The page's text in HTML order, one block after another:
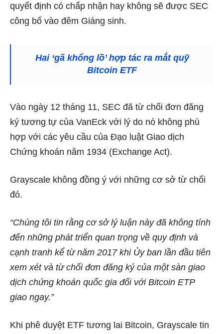
quyết định có chấp nhận hay không sẽ được SEC
công bố vào đêm Giáng sinh.
Hai ‘gã khổng lồ’ hợp tác ra mắt quỹ
Bitcoin ETF
Vào ngày 12 tháng 11, SEC đã từ chối đơn đăng
ký tương tự của VanEck với lý do nó không phù
hợp với các yêu cầu của Đạo luật Giao dịch
Chứng khoán năm 1934 (Exchange Act).
Grayscale không đồng ý với những cơ sở từ chối
đó.
“Chúng tôi tin rằng cơ sở lý luận này đã không tính
đến những phát triển quan trọng về quy định và
cạnh tranh kể từ năm 2017 khi Ủy ban lần đầu tiên
xem xét và từ chối đơn đăng ký của một sàn giao
dịch chứng khoán quốc gia đối với Bitcoin ETP
giao ngay.”
Khi phê duyệt ETF tương lai Bitcoin, Grayscale tin